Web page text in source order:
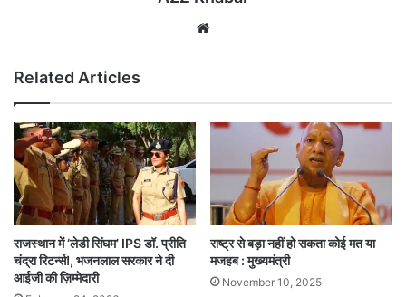
Related Articles
राजस्थान में ‘लेडी सिंघम’ IPS डॉ. प्रीति
चंद्रा रिटर्न्स!, भजनलाल सरकार ने दी
आईजी की ज़िम्मेदारी
राष्ट्र से बड़ा नहीं हो सकता कोई मत या
मजहब : मुख्यमंत्री
November 10, 2025